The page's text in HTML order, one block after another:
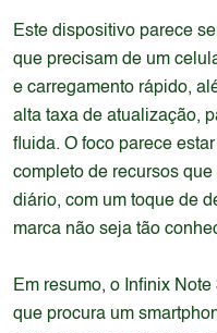
Este dispositivo parece
que precisam de um
e carregamento rápido,
alta taxa de atualização,
fluida. O foco parece
completo de recursos
diário, com um toque de
marca não seja tão
Em resumo, o Infinix
que procura um